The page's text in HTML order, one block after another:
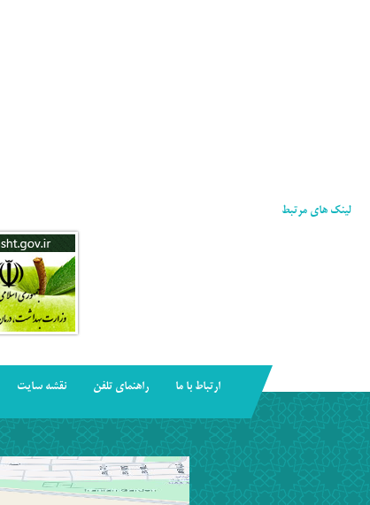
لینک های مرتبط
ارتباط با ما راهنمای تلفن نقشه سایت